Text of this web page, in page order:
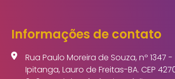
Informações de contato
Rua Paulo Moreira de Souza, nº 1347 -
Ipitanga, Lauro de Freitas-BA. CEP